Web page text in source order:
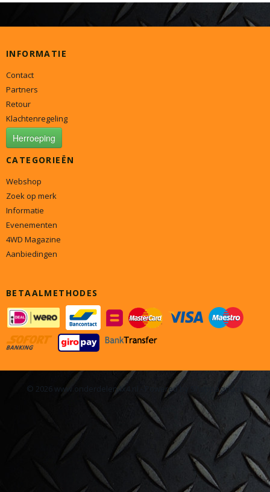
INFORMATIE
Contact
Partners
Retour
Klachtenregeling
Herroeping
CATEGORIEËN
Webshop
Zoek op merk
Informatie
Evenementen
4WD Magazine
Aanbiedingen
BETAALMETHODES
© 2026 www.onderdelen4x4.nl - Powered by Shoppagina.nl